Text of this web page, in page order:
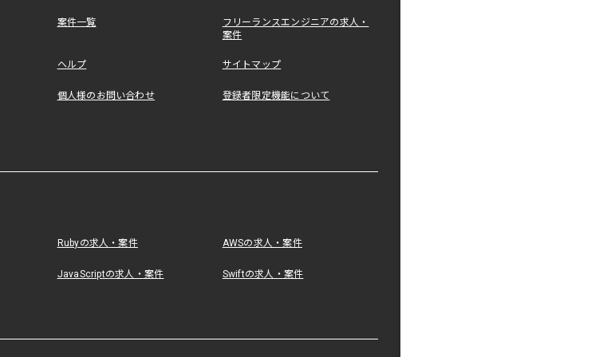
案件一覧
フリーランスエンジニアの求人・
案件
ヘルプ サイトマップ
個人様のお問い合わせ 登録者限定機能について
Rubyの求人・案件 AWSの求人・案件
JavaScriptの求人・案件 Swiftの求人・案件